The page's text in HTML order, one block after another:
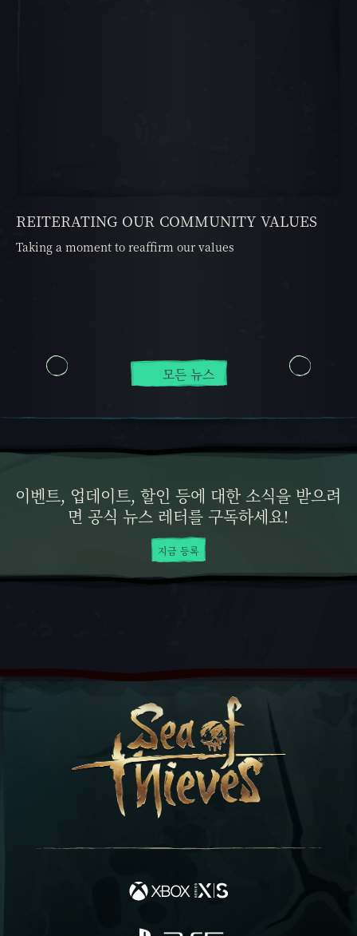
REITERATING OUR COMMUNITY VALUES
Taking a moment to reaffirm our values
모든 뉴스
이벤트, 업데이트, 할인 등에 대한 소식을 받으려
면 공식 뉴스 레터를 구독하세요!
지금 등록